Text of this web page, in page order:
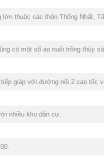
thuộc các thôn Thống Nhất,
có một số ao nuôi trồng thủy
giáp với đường nối 2 cao tốc
nhiều khu dân cư.